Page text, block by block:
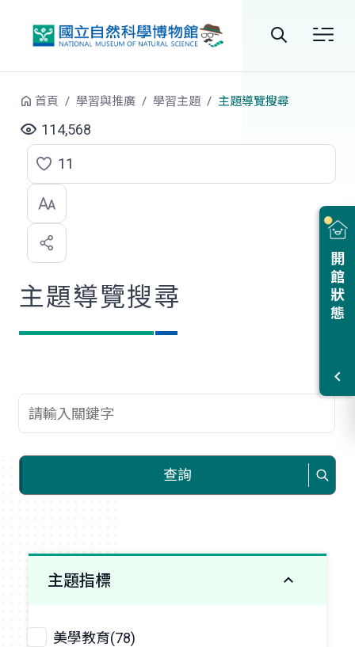
站
尋
開館狀態
首頁 學習與推廣 學習主題 主題導覽搜尋
114,568
點
選
喜
歡
11
主題導覽搜尋
查詢關鍵字
查詢
主題指標
美學教育(78)